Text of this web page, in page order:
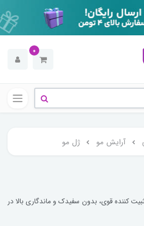
0
آرایش مو ژل مو
کننده قوی، بدون سفیدک و ماندگاری بالا در